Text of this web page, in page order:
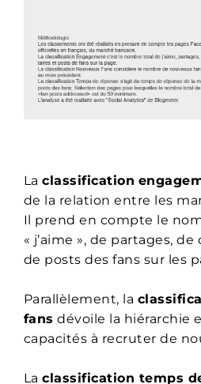
Laclassification
de la relation entre les
Il prend en compte le
« j’aime », de partages,
de posts des fans sur les
Parallèlement, la
fans dévoile la hiérarchie
capacités à recruter de
Laclassification temps